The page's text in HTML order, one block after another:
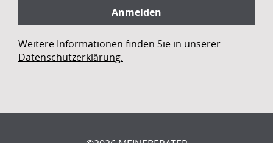
Weitere Informationen finden Sie in unserer
Datenschutzerklärung.